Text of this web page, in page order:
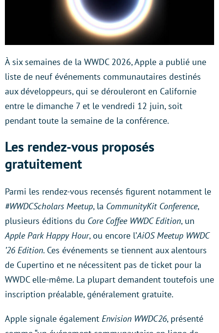
À six semaines de la WWDC 2026, Apple a publié une
liste de neuf événements communautaires destinés
aux développeurs, qui se dérouleront en Californie
entre le dimanche 7 et le vendredi 12 juin, soit
pendant toute la semaine de la conférence.
Les rendez-vous proposés
gratuitement
Parmi les rendez-vous recensés figurent notamment le
#WWDCScholars Meetup, la CommunityKit Conference,
plusieurs éditions du Core Coffee WWDC Edition, un
Apple Park Happy Hour, ou encore l’AiOS Meetup WWDC
’26 Edition. Ces événements se tiennent aux alentours
de Cupertino et ne nécessitent pas de ticket pour la
WWDC elle-même. La plupart demandent toutefois une
inscription préalable, généralement gratuite.
Apple signale également Envision WWDC26, présenté